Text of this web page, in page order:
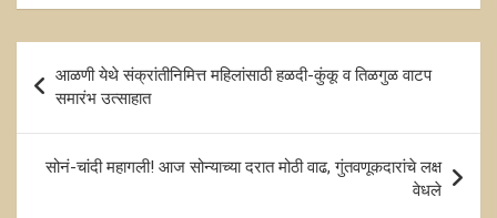
navigation
आळणी येथे संक्रांतीनिमित्त महिलांसाठी हळदी-कुंकू व तिळगुळ वाटप
समारंभ उत्साहात
सोनं-चांदी महागली! आज सोन्याच्या दरात मोठी वाढ, गुंतवणूकदारांचे लक्ष
वेधले